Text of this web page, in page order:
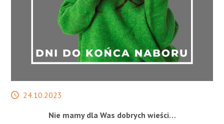
STREFA SŁUCHACZA
Data
24.10.2023
Nie mamy dla Was dobrych wieści…